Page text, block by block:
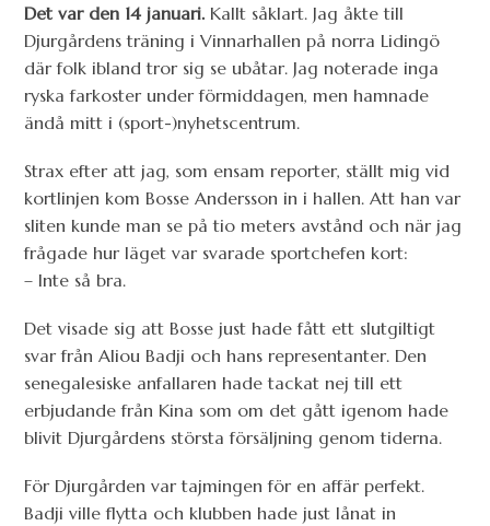
Det var den 14 januari. Kallt såklart. Jag åkte till
Djurgårdens träning i Vinnarhallen på norra Lidingö
där folk ibland tror sig se ubåtar. Jag noterade inga
ryska farkoster under förmiddagen, men hamnade
ändå mitt i (sport-)nyhetscentrum.
Strax efter att jag, som ensam reporter, ställt mig vid
kortlinjen kom Bosse Andersson in i hallen. Att han var
sliten kunde man se på tio meters avstånd och när jag
frågade hur läget var svarade sportchefen kort:
– Inte så bra.
Det visade sig att Bosse just hade fått ett slutgiltigt
svar från Aliou Badji och hans representanter. Den
senegalesiske anfallaren hade tackat nej till ett
erbjudande från Kina som om det gått igenom hade
blivit Djurgårdens största försäljning genom tiderna.
För Djurgården var tajmingen för en affär perfekt.
Badji ville flytta och klubben hade just lånat in